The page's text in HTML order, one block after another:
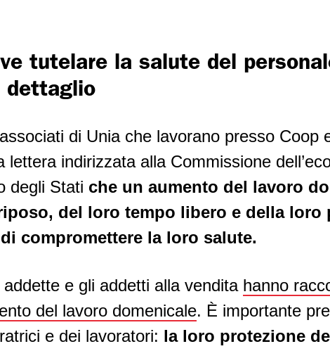
tutelare la salute del
dettaglio
di Unia che lavorano presso Coop
lettera indirizzata alla Commissione
degli Stati che un aumento del lavoro
del loro tempo libero e della loro
compromettere la loro salute.
e gli addetti alla vendita hanno
del lavoro domenicale. È importante
e dei lavoratori: la loro protezione